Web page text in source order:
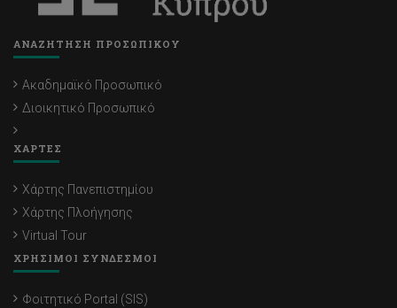
ΑΝΑΖΗΤΗΣΗ ΠΡΟΣΩΠΙΚΟΥ
Ακαδημαϊκό Προσωπικό
Διοικητικό Προσωπικό
ΧΑΡΤΕΣ
Χάρτης Πανεπιστημίου
Χάρτης Πλοήγησης
Virtual Tour
ΧΡΗΣΙΜΟΙ ΣΥΝΔΕΣΜΟΙ
Φοιτητικό Portal (SIS)